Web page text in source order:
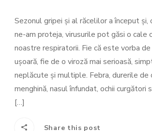
Sezonul gripei și al răcelilor a început și,
ne-am proteja, virusurile pot găsi o cale
noastre respiratorii. Fie că este vorba
ușoară, fie de o viroză mai serioasă,
neplăcute și multiple. Febra, durerile de
menghină, nasul înfundat, ochii curgători
[…]
Share this post